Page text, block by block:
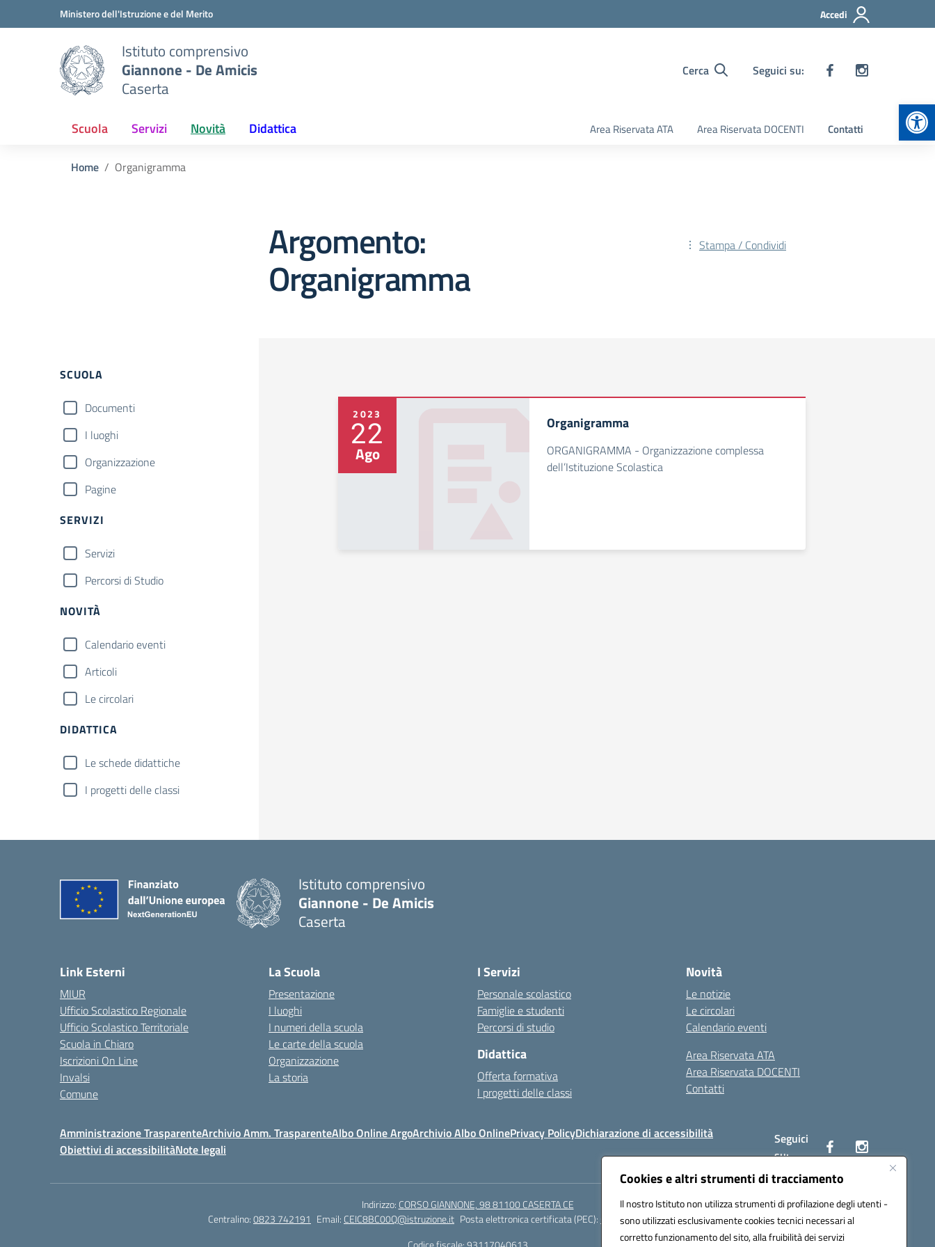
Cookies e altri strumenti di tracciamento
Il nostro Istituto non utilizza strumenti di profilazione degli utenti -
sono utilizzati esclusivamente cookies tecnici necessari al
corretto funzionamento del sito, alla fruibilità dei servizi
Vai ai contenuti
Vai al menu di navigazioneMinistero dell'Istruzione e del Merito Accedi
Istituto comprensivo
Giannone - De Amicis
Caserta
Cerca Seguici su:
Scuola Servizi Novità Didattica Area Riservata ATA Area Riservata DOCENTI Contatti
Home Organigramma
Argomento:
Organigramma
Stampa / Condividi
Filtri
SCUOLA
Documenti
I luoghi
Organizzazione
Pagine
SERVIZI
Servizi
Percorsi di Studio
NOVITÀ
Calendario eventi
Articoli
Le circolari
DIDATTICA
Le schede didattiche
I progetti delle classi
2023
22
Ago
Organigramma
ORGANIGRAMMA - Organizzazione complessa
dell’Istituzione Scolastica
Istituto comprensivo
Giannone - De Amicis
Caserta
Link Esterni
MIUR
Ufficio Scolastico Regionale
Ufficio Scolastico Territoriale
Scuola in Chiaro
Iscrizioni On Line
Invalsi
Comune
La Scuola
Presentazione
I luoghi
I numeri della scuola
Le carte della scuola
Organizzazione
La storia
I Servizi
Personale scolastico
Famiglie e studenti
Percorsi di studio
Didattica
Offerta formativa
I progetti delle classi
Novità
Le notizie
Le circolari
Calendario eventi
Area Riservata ATA
Area Riservata DOCENTI
Contatti
Amministrazione TrasparenteArchivio Amm. TrasparenteAlbo Online ArgoArchivio Albo OnlinePrivacy PolicyDichiarazione di accessibilità
Obiettivi di accessibilitàNote legali
Seguici
su:
Indirizzo: CORSO GIANNONE, 98 81100 CASERTA CE
Centralino:0823 742191 Email: CEIC8BC00Q@istruzione.it Posta elettronica certificata (PEC):
CEIC8BC00Q@pec.istruzione.it